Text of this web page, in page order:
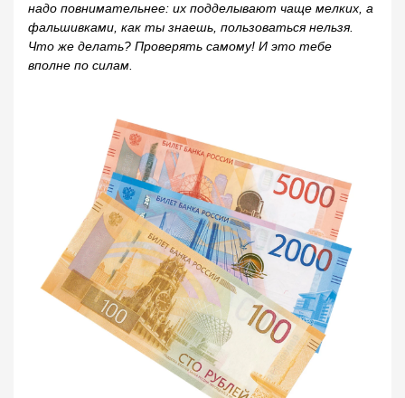
надо повнимательнее: их подделывают чаще мелких, а
фальшивками, как ты знаешь, пользоваться нельзя.
Что же делать? Проверять самому! И это тебе
вполне по силам.